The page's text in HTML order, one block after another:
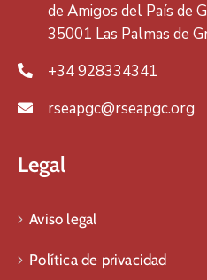
de Amigos del País de
35001 Las Palmas de
+34 928334341
rseapgc@rseapgc.org
Legal
Aviso legal
Política de privacidad